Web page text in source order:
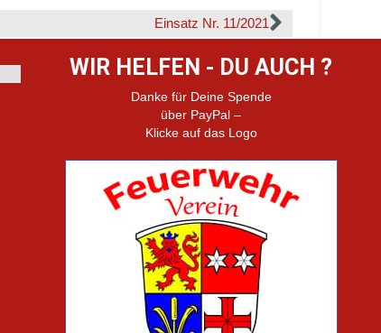
Einsatz Nr. 11/2021
WIR HELFEN - DU AUCH ?
Danke für Deine Spende
über PayPal –
Klicke auf das Logo